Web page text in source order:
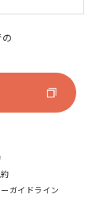
ガイドライン